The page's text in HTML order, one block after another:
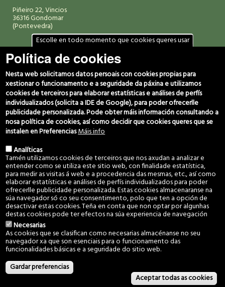
Piñeiro 22, Vincios
36316 Gondomar
(Pontevedra)
Datos de contacto
(+34) 986 469 692
666 029 280
607 060 949
c.montes@vincios.org
coordinador@vincios.org
Síguenos
Aviso Legal e Política de privacidade
© 2022 Comunidade de Montes Veciñais en Man Común de Vincios. Todos
os dereitos reservados.
Desarrollado porGaliciaDigital
Escolle en todo momento que cookies queres usar
Política de cookies
Nesta web solicitamos datos persoais con cookies propias para
xestionar o funcionamento e a seguridade da páxina e utilizamos
cookies de terceiros para elaborar estatísticas e análises de perfís
individualizados (solicita a IDE de Google), para poder ofrecerlle
publicidade personalizada. Pode obter máis información consultando a
nosa política de cookies, así como decidir que cookies queres que se
instalen en PreferenciasMáis info
Analíticas
Tamén utilizamos cookies de terceiros que nos axudan a analizar e
entender como se utiliza este sitio web, con finalidade estatística,
para medir as visitas á web e a procedencia das mesmas, etc., así como
elaborar estatísticas e análises de perfís individualizados para poder
ofrecerlle publicidade personalizada. Estas cookies almacenaranse na
súa navegador só co seu consentimento, polo que ten a opción de
desactivar estas cookies. Teña en conta que non optar por algunhas
destas cookies pode ter efectos na súa experiencia de navegación
Necesarias
As cookies que se clasifican como necesarias almacénanse no seu
navegador xa que son esenciais para o funcionamento das
funcionalidades básicas e a seguridade do sitio web.
Gardar preferencias
Aceptar todas as cookies